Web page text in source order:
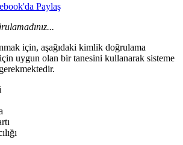
Paylaş
için, aşağıdaki kimlik doğrulama
uygun olan bir tanesini kullanarak sisteme